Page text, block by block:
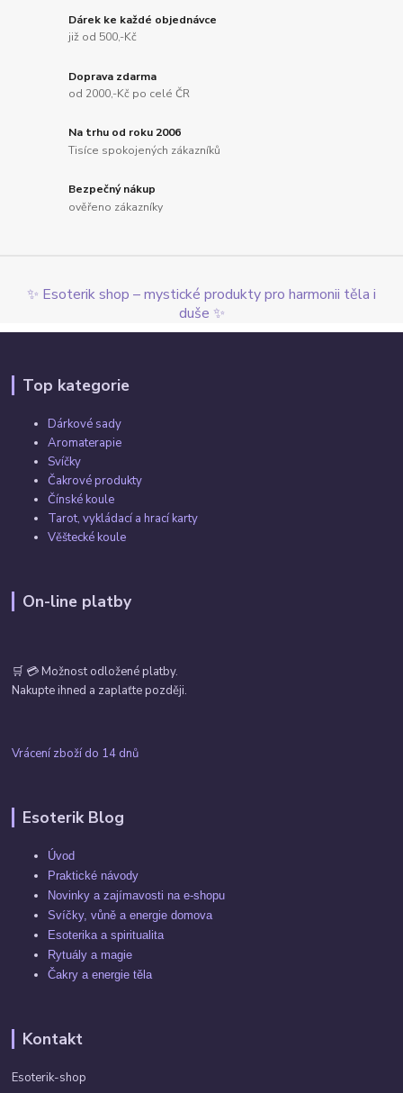
Dárek ke každé objednávce
již od 500,-Kč
Doprava zdarma
od 2000,-Kč po celé ČR
Na trhu od roku 2006
Tisíce spokojených zákazníků
Bezpečný nákup
ověřeno zákazníky
✨ Esoterik shop – mystické produkty pro harmonii těla i
duše ✨
Top kategorie
Dárkové sady
Aromaterapie
Svíčky
Čakrové produkty
Čínské koule
Tarot, vykládací a hrací karty
Věštecké koule
On-line platby
🛒 💳 Možnost odložené platby.
Nakupte ihned a zaplaťte později.
Vrácení zboží do 14 dnů
Esoterik Blog
Úvod
Praktické návody
Novinky a zajímavosti na e-shopu
Svíčky, vůně a energie domova
Esoterika a spiritualita
Rytuály a magie
Čakry a energie těla
Kontakt
Esoterik-shop